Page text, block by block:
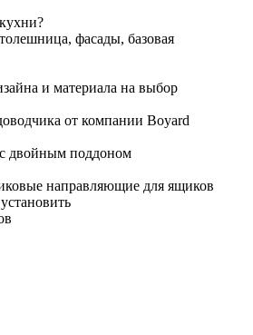
фасады, базовая
и материала на выбор
от компании Boyard
двойным поддоном
направляющие для ящиков